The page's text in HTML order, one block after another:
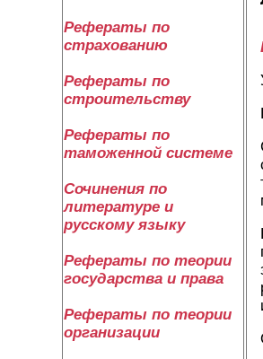
Рефераты по
страхованию
Рефераты по
строительству
Рефераты по
таможенной системе
Сочинения по
литературе и
русскому языку
Рефераты по теории
государства и права
Рефераты по теории
организации